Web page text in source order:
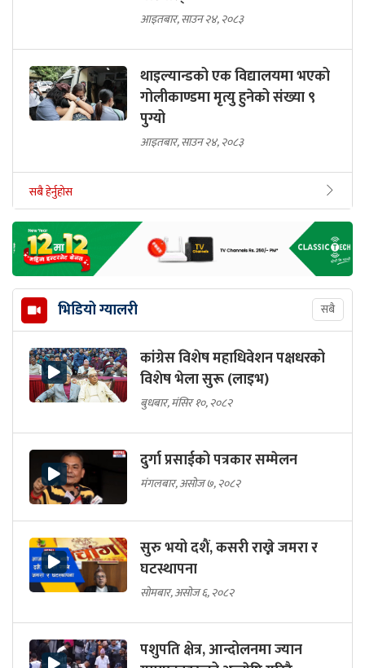
आइतबार, साउन २४, २०८३
थाइल्यान्डको एक विद्यालयमा भएको
गोलीकाण्डमा मृत्यु हुनेको संख्या ९
पुग्यो
आइतबार, साउन २४, २०८३
सबै हेर्नुहोस
भिडियो ग्यालरी सबै
कांग्रेस विशेष महाधिवेशन पक्षधरको
विशेष भेला सुरू (लाइभ)
बुधबार, मंसिर १०, २०८२
दुर्गा प्रसाईको पत्रकार सम्मेलन
मंगलबार, असोज ७, २०८२
सुरु भयो दशैं, कसरी राख्ने जमरा र
घटस्थापना
सोमबार, असोज ६, २०८२
पशुपति क्षेत्र, आन्दोलनमा ज्यान